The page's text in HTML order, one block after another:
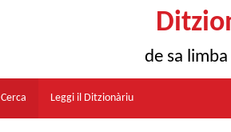
de sa
Cerca Leggi il Ditzionàriu